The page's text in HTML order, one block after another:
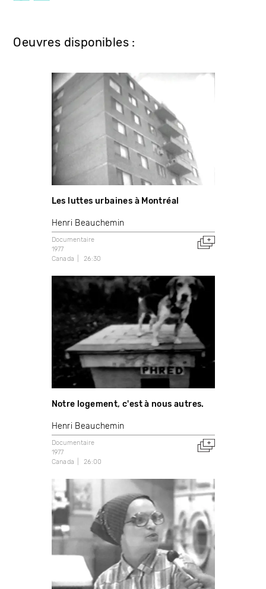
Oeuvres disponibles :
Les luttes urbaines à Montréal
Henri Beauchemin
Documentaire
1977
Canada
26:30
Notre logement, c'est à nous autres.
Henri Beauchemin
Documentaire
1977
Canada
26:00